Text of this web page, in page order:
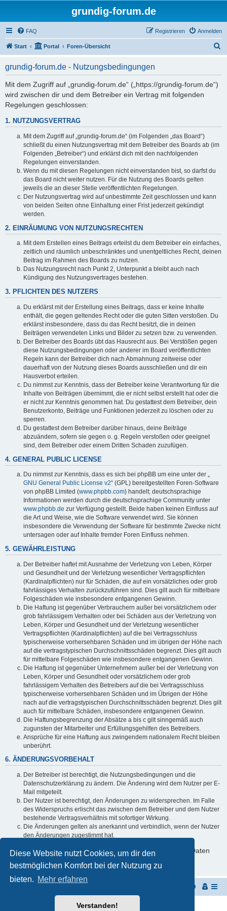
Diese Website nutzt Cookies, um dir den
bestmöglichen Komfort bei der Nutzung zu
bieten. Mehr erfahren
Verstanden!
grundig-forum.de
FAQ Anmelden
Registrieren
Start Portal Foren-Übersicht
grundig-forum.de - Nutzungsbedingungen
Mit dem Zugriff auf „grundig-forum.de“ („https://grundig-forum.de“)
wird zwischen dir und dem Betreiber ein Vertrag mit folgenden
Regelungen geschlossen:
1. NUTZUNGSVERTRAG
Mit dem Zugriff auf „grundig-forum.de“ (im Folgenden „das Board“)
schließt du einen Nutzungsvertrag mit dem Betreiber des Boards ab (im
Folgenden „Betreiber“) und erklärst dich mit den nachfolgenden
Regelungen einverstanden.
Wenn du mit diesen Regelungen nicht einverstanden bist, so darfst du
das Board nicht weiter nutzen. Für die Nutzung des Boards gelten
jeweils die an dieser Stelle veröffentlichten Regelungen.
Der Nutzungsvertrag wird auf unbestimmte Zeit geschlossen und kann
von beiden Seiten ohne Einhaltung einer Frist jederzeit gekündigt
werden.
2. EINRÄUMUNG VON NUTZUNGSRECHTEN
Mit dem Erstellen eines Beitrags erteilst du dem Betreiber ein einfaches,
zeitlich und räumlich unbeschränktes und unentgeltliches Recht, deinen
Beitrag im Rahmen des Boards zu nutzen.
Das Nutzungsrecht nach Punkt 2, Unterpunkt a bleibt auch nach
Kündigung des Nutzungsvertrages bestehen.
3. PFLICHTEN DES NUTZERS
Du erklärst mit der Erstellung eines Beitrags, dass er keine Inhalte
enthält, die gegen geltendes Recht oder die guten Sitten verstoßen. Du
erklärst insbesondere, dass du das Recht besitzt, die in deinen
Beiträgen verwendeten Links und Bilder zu setzen bzw. zu verwenden.
Der Betreiber des Boards übt das Hausrecht aus. Bei Verstößen gegen
diese Nutzungsbedingungen oder anderer im Board veröffentlichten
Regeln kann der Betreiber dich nach Abmahnung zeitweise oder
dauerhaft von der Nutzung dieses Boards ausschließen und dir ein
Hausverbot erteilen.
Du nimmst zur Kenntnis, dass der Betreiber keine Verantwortung für die
Inhalte von Beiträgen übernimmt, die er nicht selbst erstellt hat oder die
er nicht zur Kenntnis genommen hat. Du gestattest dem Betreiber, dein
Benutzerkonto, Beiträge und Funktionen jederzeit zu löschen oder zu
sperren.
Du gestattest dem Betreiber darüber hinaus, deine Beiträge
abzuändern, sofern sie gegen o. g. Regeln verstoßen oder geeignet
sind, dem Betreiber oder einem Dritten Schaden zuzufügen.
4. GENERAL PUBLIC LICENSE
Du nimmst zur Kenntnis, dass es sich bei phpBB um eine unter der „
GNU General Public License v2“ (GPL) bereitgestellten Foren-Software
von phpBB Limited (www.phpbb.com) handelt; deutschsprachige
Informationen werden durch die deutschsprachige Community unter
www.phpbb.de zur Verfügung gestellt. Beide haben keinen Einfluss auf
die Art und Weise, wie die Software verwendet wird. Sie können
insbesondere die Verwendung der Software für bestimmte Zwecke nicht
untersagen oder auf Inhalte fremder Foren Einfluss nehmen.
5. GEWÄHRLEISTUNG
Der Betreiber haftet mit Ausnahme der Verletzung von Leben, Körper
und Gesundheit und der Verletzung wesentlicher Vertragspflichten
(Kardinalpflichten) nur für Schäden, die auf ein vorsätzliches oder grob
fahrlässiges Verhalten zurückzuführen sind. Dies gilt auch für mittelbare
Folgeschäden wie insbesondere entgangenen Gewinn.
Die Haftung ist gegenüber Verbrauchern außer bei vorsätzlichem oder
grob fahrlässigem Verhalten oder bei Schäden aus der Verletzung von
Leben, Körper und Gesundheit und der Verletzung wesentlicher
Vertragspflichten (Kardinalpflichten) auf die bei Vertragsschluss
typischerweise vorhersehbaren Schäden und im übrigen der Höhe nach
auf die vertragstypischen Durchschnittsschäden begrenzt. Dies gilt auch
für mittelbare Folgeschäden wie insbesondere entgangenen Gewinn.
Die Haftung ist gegenüber Unternehmern außer bei der Verletzung von
Leben, Körper und Gesundheit oder vorsätzlichem oder grob
fahrlässigem Verhalten des Betreibers auf die bei Vertragsschluss
typischerweise vorhersehbaren Schäden und im Übrigen der Höhe
nach auf die vertragstypischen Durchschnittsschäden begrenzt. Dies gilt
auch für mittelbare Schäden, insbesondere entgangenen Gewinn.
Die Haftungsbegrenzung der Absätze a bis c gilt sinngemäß auch
zugunsten der Mitarbeiter und Erfüllungsgehilfen des Betreibers.
Ansprüche für eine Haftung aus zwingendem nationalem Recht bleiben
unberührt.
6. ÄNDERUNGSVORBEHALT
Der Betreiber ist berechtigt, die Nutzungsbedingungen und die
Datenschutzerklärung zu ändern. Die Änderung wird dem Nutzer per E-
Mail mitgeteilt.
Der Nutzer ist berechtigt, den Änderungen zu widersprechen. Im Falle
des Widerspruchs erlischt das zwischen dem Betreiber und dem Nutzer
bestehende Vertragsverhältnis mit sofortiger Wirkung.
Die Änderungen gelten als anerkannt und verbindlich, wenn der Nutzer
den Änderungen zugestimmt hat.
Informationen über den Umgang mit deinen persönlichen Daten
sind in der Datenschutzerklärung enthalten.
Powered byphpBB® Forum Software © phpBB Limited